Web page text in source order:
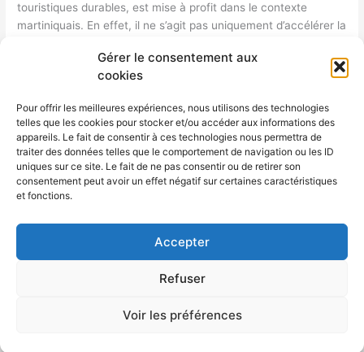
Gérer le consentement aux
cookies
Pour offrir les meilleures expériences, nous utilisons des technologies
telles que les cookies pour stocker et/ou accéder aux informations des
appareils. Le fait de consentir à ces technologies nous permettra de
traiter des données telles que le comportement de navigation ou les ID
uniques sur ce site. Le fait de ne pas consentir ou de retirer son
consentement peut avoir un effet négatif sur certaines caractéristiques
et fonctions.
Accepter
Refuser
Voir les préférences
touristiques durables, est mise à profit dans le contexte
martiniquais. En effet, il ne s’agit pas uniquement d’accélérer la
touristiques, mais aussi de positionner la Martinique sur la
carte mondiale du tourisme Nature. Il s’agit donc de
martiniquais seront auteurs, acteurs et bénéficiaires. Ainsi la
mobilisation, la concertation, l’appropriation et l’implication
seront au cœur de la gouvernance de ce tourisme d’avenir. La
première étape de cette belle dynamique a été lancée les 19
et 20 octobre 2022, dans Les Jardins de Belfort au Lamentin.
CHEN Fiches produits associées : Stratégie de développement